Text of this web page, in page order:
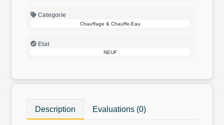
Categorie
Chauffage & Chauffe-Eau
Etat
NEUF
Description Evaluations (0)